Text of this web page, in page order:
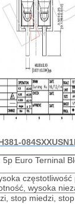
Euro Terninal
częstotliwość
wysoka
stop miedzi,